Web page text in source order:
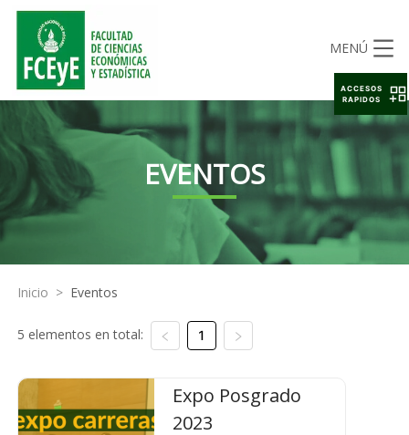
MENÚ
EVENTOS
Inicio > Eventos
5 elementos en total: 1
Expo Posgrado
2023
ACCESOS
RAPIDOS